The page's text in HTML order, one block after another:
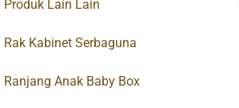
Produk Lain Lain
Rak Kabinet Serbaguna
Ranjang Anak Baby Box